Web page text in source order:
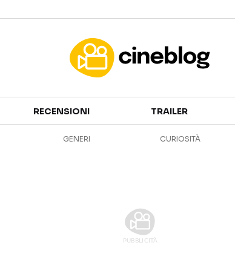
CANALI STREAMING
RECENSIONI TRAILER
GENERI CURIOSITÀ